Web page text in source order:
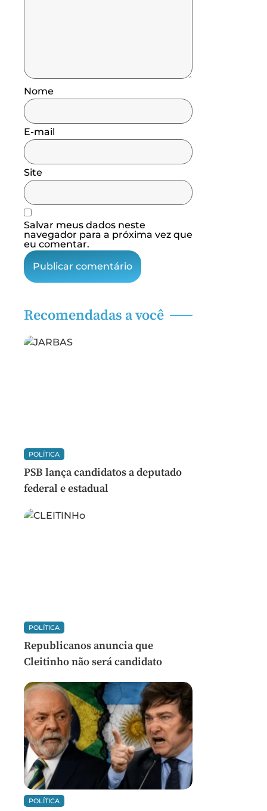
Nome
E-mail
Site
Salvar meus dados neste
navegador para a próxima vez que
eu comentar.
Recomendadas a você
POLÍTICA
PSB lança candidatos a deputado
federal e estadual
POLÍTICA
Republicanos anuncia que
Cleitinho não será candidato
POLÍTICA